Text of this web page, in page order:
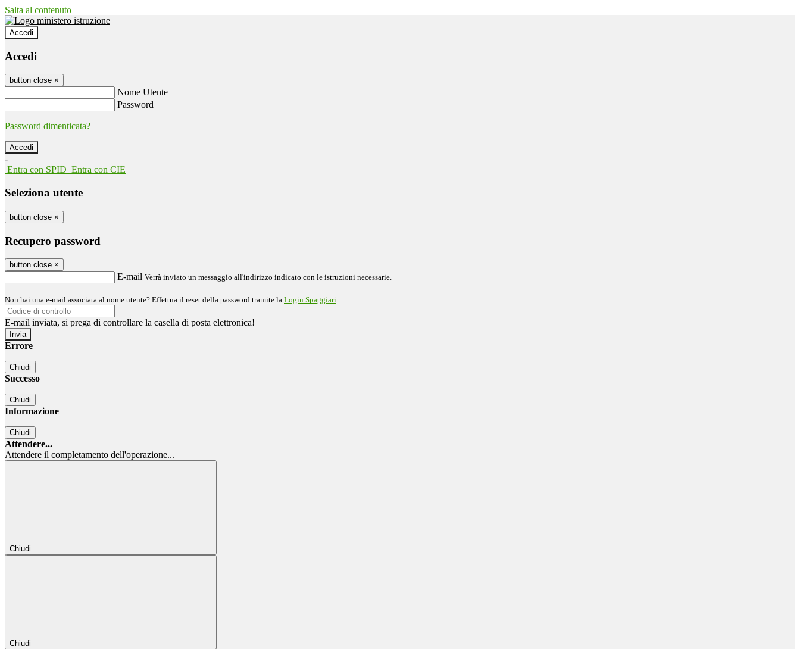
Salta al contenuto
Accedi
Accedi
button close ×
Nome Utente
Password
Password dimenticata?
-
Entra con SPID Entra con CIE
Seleziona utente
button close ×
Recupero password
button close ×
E-mail Verrà inviato un messaggio all'indirizzo indicato con le istruzioni necessarie.
Non hai una e-mail associata al nome utente? Effettua il reset della password tramite la Login Spaggiari
E-mail inviata, si prega di controllare la casella di posta elettronica!
Errore
Chiudi
Successo
Chiudi
Informazione
Chiudi
Attendere...
Attendere il completamento dell'operazione...
Chiudi
Chiudi